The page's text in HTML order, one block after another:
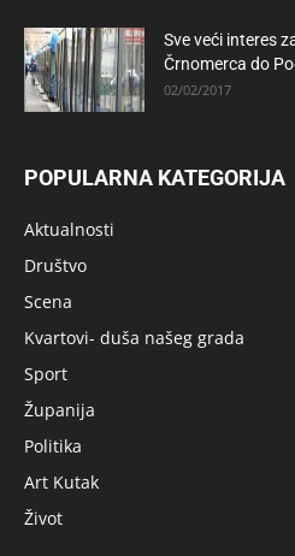
Sve veći interes
Črnomerca do
02/02/2017
POPULARNA KATEGORIJA
Aktualnosti
Društvo
Scena
Kvartovi- duša našeg grada
Sport
Županija
Politika
Art Kutak
Život